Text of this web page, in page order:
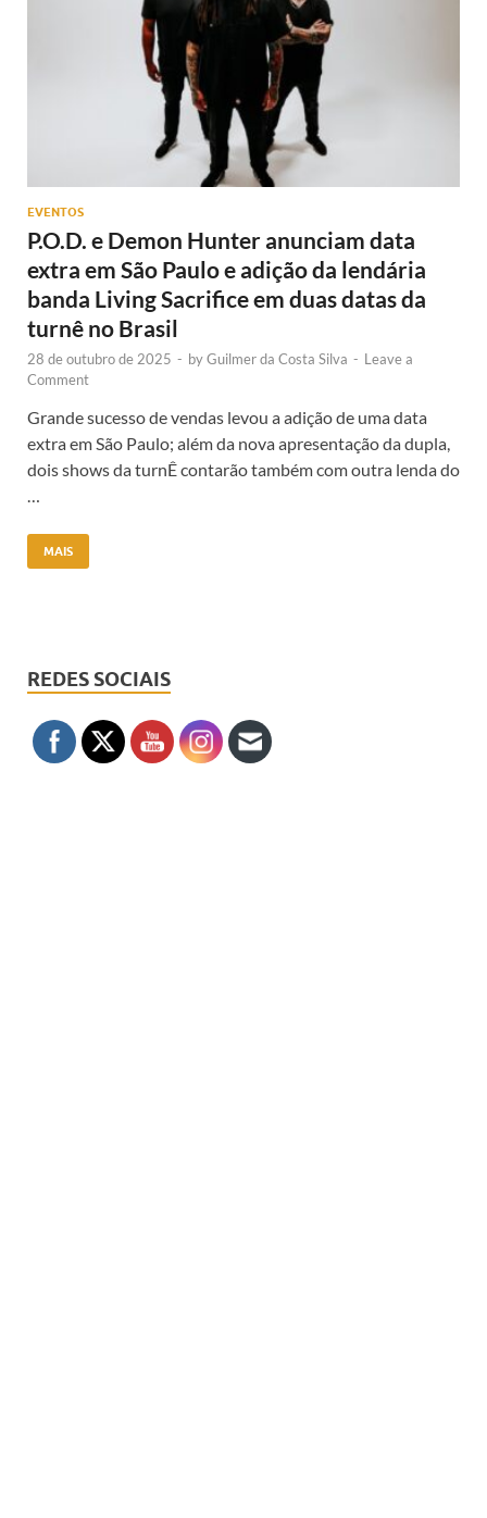
EVENTOS
P.O.D. e Demon Hunter anunciam data
extra em São Paulo e adição da lendária
banda Living Sacrifice em duas datas da
turnê no Brasil
28 de outubro de 2025 - byGuilmer da Costa Silva - Leave a
Comment
Grande sucesso de vendas levou a adição de uma data
extra em São Paulo; além da nova apresentação da dupla,
dois shows da turnÊ contarão também com outra lenda do
MAIS
REDES SOCIAIS